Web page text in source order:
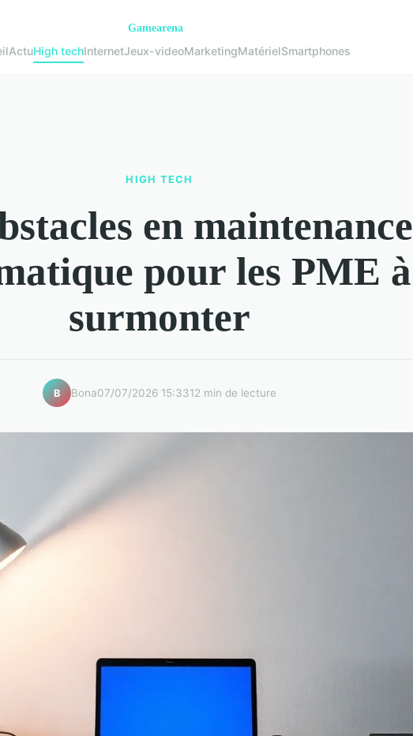
ActuHigh techInternetJeux-videoMarketingMatérielSmartphones
HIGH TECH
en maintenance
pour les PME à
surmonter
B Bona07/07/2026 15:3312 min de lecture